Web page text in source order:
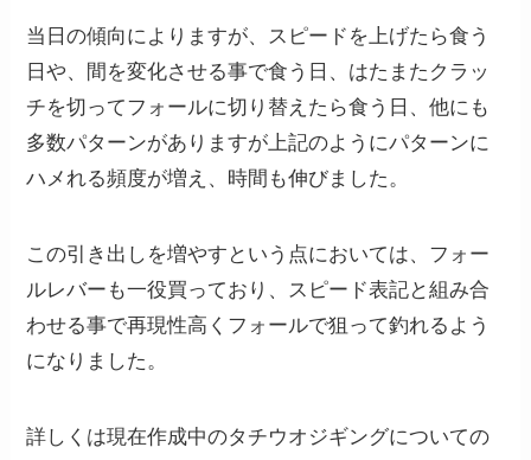
当日の傾向によりますが、スピードを上げたら食う
日や、間を変化させる事で食う日、はたまたクラッ
チを切ってフォールに切り替えたら食う日、他にも
多数パターンがありますが上記のようにパターンに
ハメれる頻度が増え、時間も伸びました。
この引き出しを増やすという点においては、フォー
ルレバーも一役買っており、スピード表記と組み合
わせる事で再現性高くフォールで狙って釣れるよう
になりました。
詳しくは現在作成中のタチウオジギングについての